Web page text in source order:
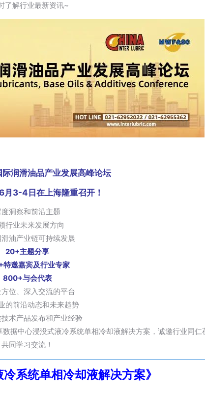
了解行业最新资讯~
润滑油品产业发展高峰论坛
3-4日在上海隆重召开！
洞察和前沿主题
行业未来发展方向
油产业链可持续发展
20+主题分享
特邀嘉宾及行业专家
800+与会代表
位、深入交流的平台
的前沿动态和未来趋势
术产品发布和产业经验
据中心浸没式液冷系统单相冷却液解决方案，诚邀行业同仁
共同学习交流！
冷系统单相冷却液解决方案》